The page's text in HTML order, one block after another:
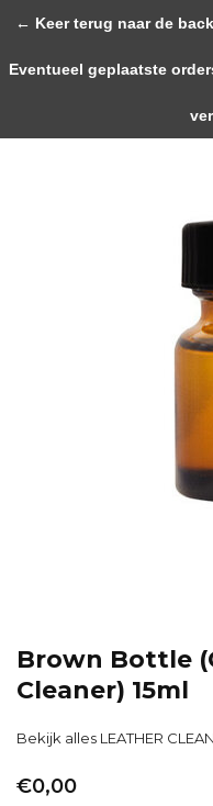
Home
Brown Bottle
Cleaner) 15ml
Bekijk alles LEATHER
€0,00
← Keer terug naar de
Eventueel geplaatste